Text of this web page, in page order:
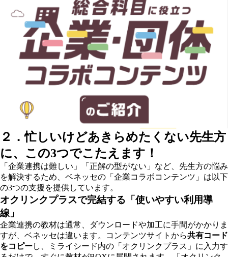
２．忙しいけどあきらめたくない先生方
に、この3つでこたえます！
「企業連携は難しい」「正解の型がない」など、先生方の悩み
を解決するため、ベネッセの「企業コラボコンテンツ」は以下
の3つの支援を提供しています。
オクリンクプラスで完結する「使いやすい利用導
線」
企業連携の教材は通常、ダウンロードや加工に手間がかかりま
すが、ベネッセは違います。コンテンツサイトから共有コード
をコピーし、ミライシード内の「オクリンクプラス」に入力す